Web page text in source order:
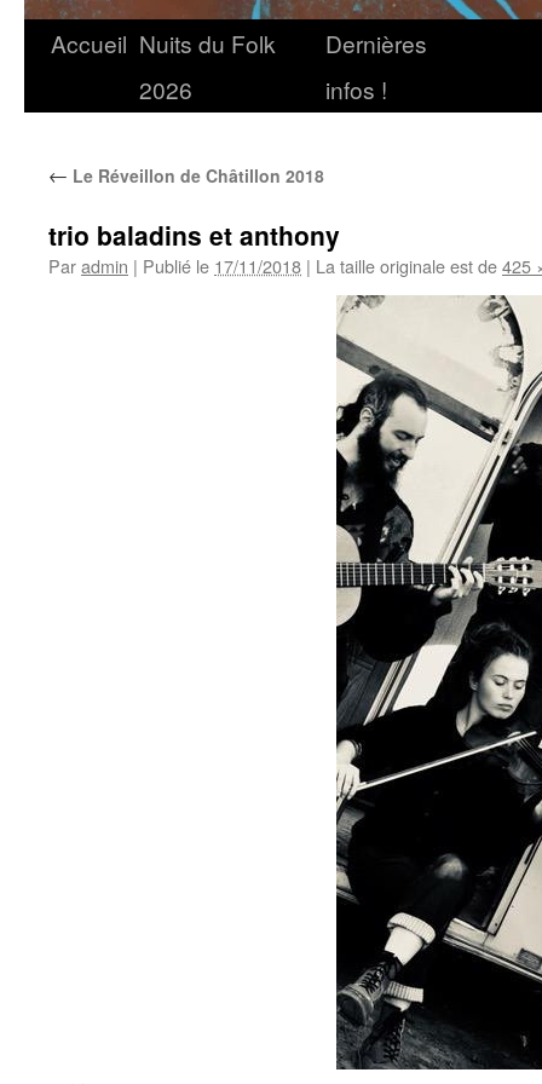
Accueil Nuits du Folk
2026
Dernières
infos !
← Le Réveillon de Châtillon 2018
trio baladins et anthony
Paradmin | Publié le 17/11/2018 | La taille originale est de425